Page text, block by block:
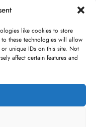
like cookies to store
these technologies will allow
unique IDs on this site. Not
affect certain features and
u